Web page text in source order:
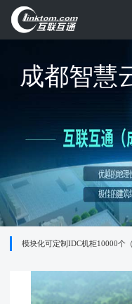
成都智慧
模块化可定制IDC机柜10000个